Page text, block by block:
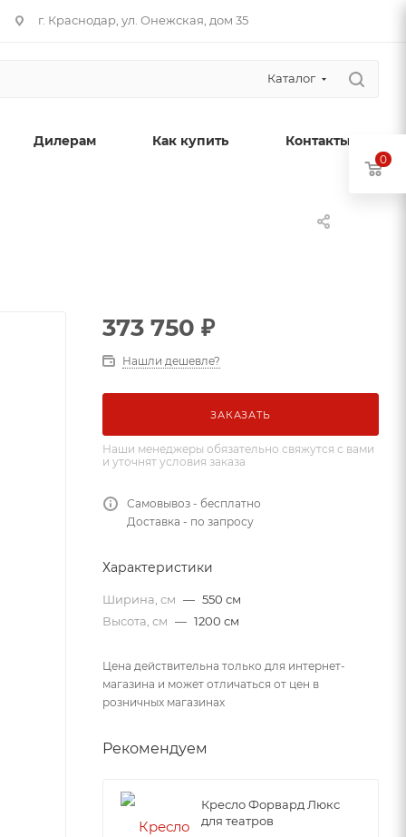
г. Краснодар, ул. Онежская, дом 35
Каталог
Дилерам Как купить Контакты
373 750 ₽
Нашли дешевле?
ЗАКАЗАТЬ
Наши менеджеры обязательно свяжутся с вами
и уточнят условия заказа
Самовывоз - бесплатно
Доставка - по запросу
Характеристики
Ширина, см — 550 см
Высота, см — 1200 см
Цена действительна только для интернет-
магазина и может отличаться от цен в
розничных магазинах
Рекомендуем
Кресло Форвард Люкс
для театров
0